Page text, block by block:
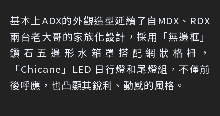
基本上ADX的外觀造型延續了自MDX、RDX
兩台老大哥的家族化設計，採用「無邊框」
鑽石五邊形水箱罩搭配網狀格柵，
「Chicane」LED 日行燈和尾燈組，不僅前
後呼應，也凸顯其銳利、動感的風格。